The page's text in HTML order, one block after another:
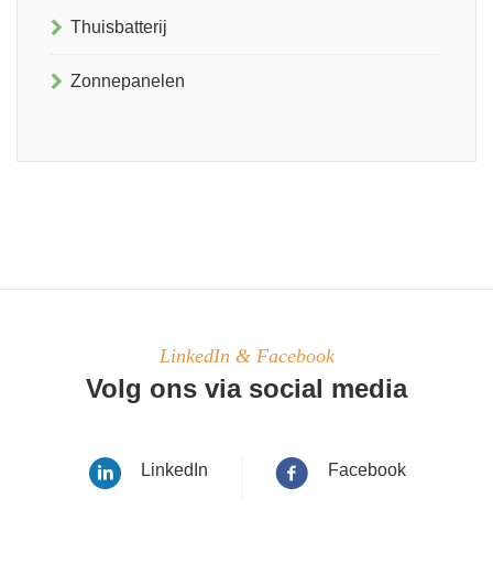
Thuisbatterij
Zonnepanelen
LinkedIn & Facebook
Volg ons via social media
LinkedIn Facebook